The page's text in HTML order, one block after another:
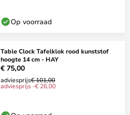
Op voorraad
Table Clock Tafelklok rood kunststof
hoogte 14 cm - HAY
€ 75,00
adviesprijs€ 101,00
adviesprijs -€ 26,00